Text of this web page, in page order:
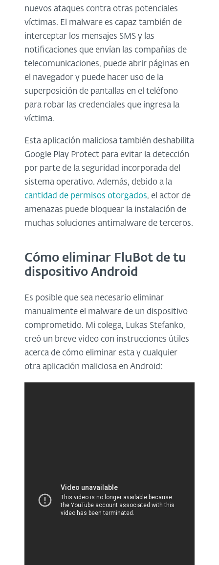
nuevos ataques contra otras potenciales
víctimas. El malware es capaz también de
interceptar los mensajes SMS y las
notificaciones que envían las compañías de
telecomunicaciones, puede abrir páginas en
el navegador y puede hacer uso de la
superposición de pantallas en el teléfono
para robar las credenciales que ingresa la
víctima.
Esta aplicación maliciosa también deshabilita
Google Play Protect para evitar la detección
por parte de la seguridad incorporada del
sistema operativo. Además, debido a la
cantidad de permisos otorgados, el actor de
amenazas puede bloquear la instalación de
muchas soluciones antimalware de terceros.
Cómo eliminar FluBot de tu
dispositivo Android
Es posible que sea necesario eliminar
manualmente el malware de un dispositivo
comprometido. Mi colega, Lukas Stefanko,
creó un breve video con instrucciones útiles
acerca de cómo eliminar esta y cualquier
otra aplicación maliciosa en Android: